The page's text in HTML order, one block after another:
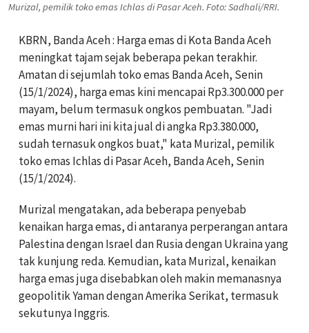
Murizal, pemilik toko emas Ichlas di Pasar Aceh. Foto: Sadhali/RRI.
KBRN, Banda Aceh : Harga emas di Kota Banda Aceh
meningkat tajam sejak beberapa pekan terakhir.
Amatan di sejumlah toko emas Banda Aceh, Senin
(15/1/2024), harga emas kini mencapai Rp3.300.000 per
mayam, belum termasuk ongkos pembuatan. "Jadi
emas murni hari ini kita jual di angka Rp3.380.000,
sudah ternasuk ongkos buat," kata Murizal, pemilik
toko emas Ichlas di Pasar Aceh, Banda Aceh, Senin
(15/1/2024).
Murizal mengatakan, ada beberapa penyebab
kenaikan harga emas, di antaranya perperangan antara
Palestina dengan Israel dan Rusia dengan Ukraina yang
tak kunjung reda. Kemudian, kata Murizal, kenaikan
harga emas juga disebabkan oleh makin memanasnya
geopolitik Yaman dengan Amerika Serikat, termasuk
sekutunya Inggris.